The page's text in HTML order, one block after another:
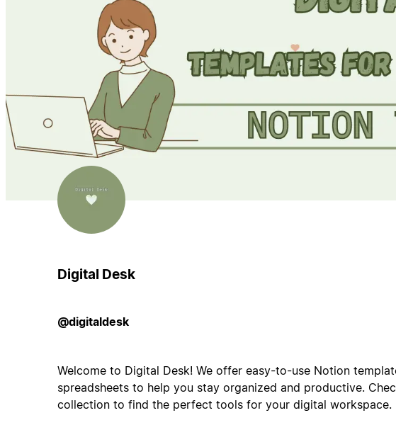
Digital Desk
@digitaldesk
Welcome to Digital Desk! We offer easy-to-use Notion
spreadsheets to help you stay organized and productive.
collection to find the perfect tools for your digital workspace.